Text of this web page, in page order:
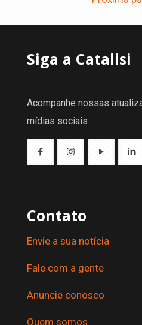
Siga a Catalisi
Acompanhe nossas
mídias sociais
Contato
Envie a sua notícia
Fale com a gente
Anuncie conosco
Quem somos